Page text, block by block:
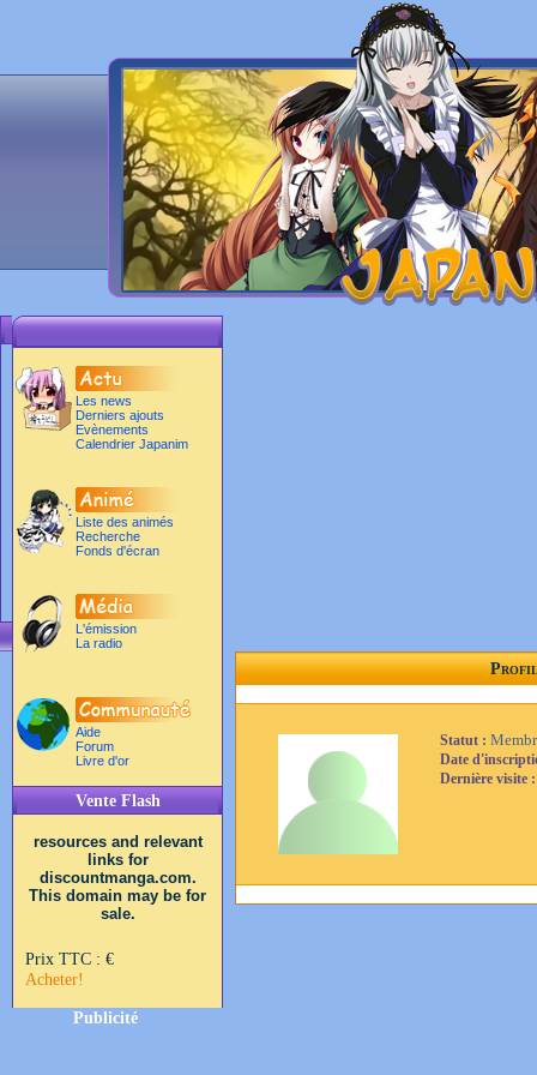
Les news
Derniers ajouts
Evènements
Calendrier Japanim
Liste des animés
Recherche
Fonds d'écran
L'émission
La radio
Aide
Forum
Livre d'or
Vente Flash
resources and relevant
links for
discountmanga.com.
This domain may be for
sale.
Prix TTC : €
Acheter!
Publicité
Profil
Statut :
Date
Dernière visite